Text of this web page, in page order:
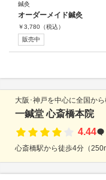
鍼灸
オーダーメイド鍼灸
￥3,780 （税込）
販売中
大阪･神戸を中心に全国か
一鍼堂 心斎橋本院
4.44
心斎橋駅から徒歩4分（